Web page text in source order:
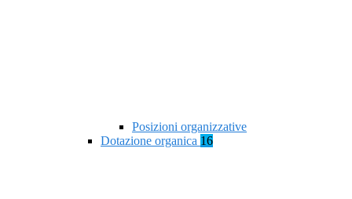
Posizioni organizzative
Dotazione organica 16